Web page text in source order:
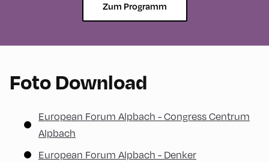
Zum Programm
Foto Download
European Forum Alpbach - Congress Centrum
Alpbach
European Forum Alpbach - Denker